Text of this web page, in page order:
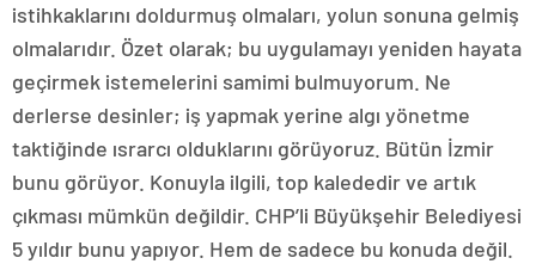
istihkaklarını doldurmuş olmaları, yolun sonuna gelmiş
olmalarıdır. Özet olarak; bu uygulamayı yeniden hayata
geçirmek istemelerini samimi bulmuyorum. Ne
derlerse desinler; iş yapmak yerine algı yönetme
taktiğinde ısrarcı olduklarını görüyoruz. Bütün İzmir
bunu görüyor. Konuyla ilgili, top kalededir ve artık
çıkması mümkün değildir. CHP’li Büyükşehir Belediyesi
5 yıldır bunu yapıyor. Hem de sadece bu konuda değil.